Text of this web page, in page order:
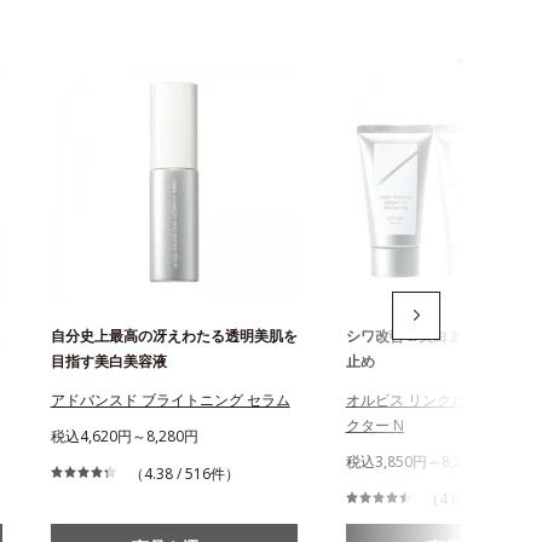
自分史上最高の冴えわたる透明美肌を
目指す美白美容液
アドバンスド ブライトニング セラム
税込4,620円～8,280円
（4.38 / 516件）
シワ改善＆美白まで叶える薬
止め
オルビス リンクルブライト
クター N
税込3,850円～8,280円
（4.64 / 864件）